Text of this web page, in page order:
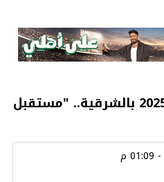
نتائج انتخابات الشيوخ 2025 بالشرقية.. "مستقبل